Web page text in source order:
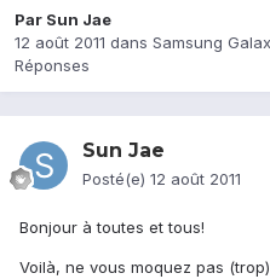
Par Sun Jae
12 août 2011 dans Samsung
Réponses
Sun Jae
Posté(e) 12 août 2011
Bonjour à toutes et tous!
Voilà, ne vous moquez pas